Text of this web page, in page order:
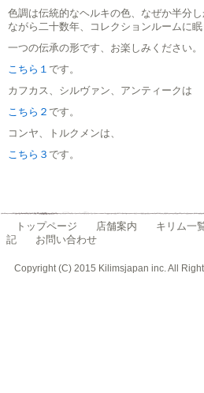
色調は伝統的なヘルキの色、なぜか半分
ながら二十数年、コレクションルームに眠
一つの伝承の形です、お楽しみください。
こちら１ です。
カフカス、シルヴァン、アンティークは
こちら２ です。
コンヤ、トルクメンは、
こちら３ です。
トップページ 店舗案内 キリム一
記
お問い合わせ
Copyright (C) 2015 Kilimsjapan inc. All